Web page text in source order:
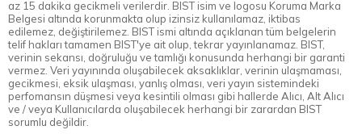
az 15 dakika gecikmeli verilerdir. BIST isim ve logosu Koruma Marka
Belgesi altında korunmakta olup izinsiz kullanılamaz, iktibas
edilemez, değiştirilemez. BIST ismi altında açıklanan tüm belgelerin
telif hakları tamamen BIST'ye ait olup, tekrar yayınlanamaz. BIST,
verinin sekansı, doğruluğu ve tamlığı konusunda herhangi bir garanti
vermez. Veri yayınında oluşabilecek aksaklıklar, verinin ulaşmaması,
gecikmesi, eksik ulaşması, yanlış olması, veri yayın sistemindeki
perfomansın düşmesi veya kesintili olması gibi hallerde Alıcı, Alt Alıcı
ve / veya Kullanıcılarda oluşabilecek herhangi bir zarardan BIST
sorumlu değildir.